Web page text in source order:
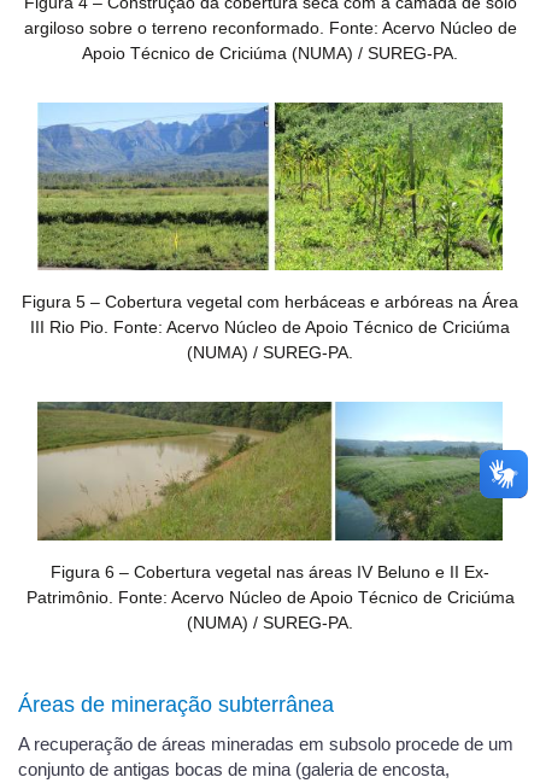
argiloso sobre o terreno reconformado. Fonte: Acervo Núcleo de
Apoio Técnico de Criciúma (NUMA) / SUREG-PA.
Figura 5 – Cobertura vegetal com herbáceas e arbóreas na Área
III Rio Pio. Fonte: Acervo Núcleo de Apoio Técnico de Criciúma
(NUMA) / SUREG-PA.
Figura 6 – Cobertura vegetal nas áreas IV Beluno e II Ex-
Patrimônio. Fonte: Acervo Núcleo de Apoio Técnico de Criciúma
(NUMA) / SUREG-PA.
Áreas de mineração subterrânea
A recuperação de áreas mineradas em subsolo procede de um
conjunto de antigas bocas de mina (galeria de encosta,